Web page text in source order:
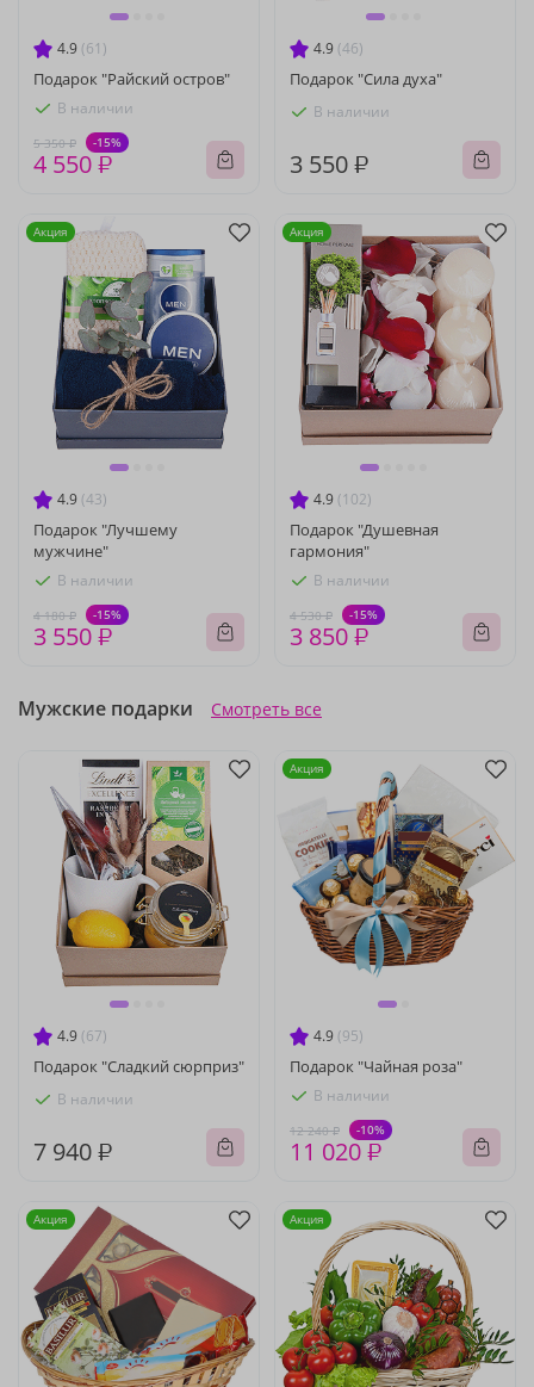
4.9 (61)
Подарок "Райский остров"
В наличии
5 350 ₽ -15%
4 550 ₽
4.9 (46)
Подарок "Сила духа"
В наличии
3 550 ₽
4.9 (43)
Подарок "Лучшему
мужчине"
В наличии
4 180 ₽ -15%
3 550 ₽
Акция
4.9 (102)
Подарок "Душевная
гармония"
В наличии
4 530 ₽ -15%
3 850 ₽
Акция
Мужские подарки Смотреть все
4.9 (67)
Подарок "Сладкий сюрприз"
В наличии
7 940 ₽
4.9 (95)
Подарок "Чайная роза"
В наличии
12 240 ₽ -10%
11 020 ₽
Акция
Акция Акция